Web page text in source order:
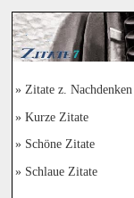
Zitate z. Nachdenken
Kurze Zitate
Schöne Zitate
Schlaue Zitate